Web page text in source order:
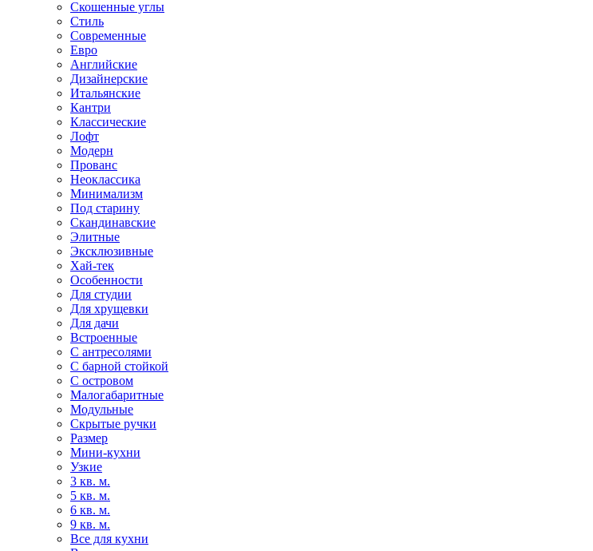
Скошенные углы
Стиль
Современные
Евро
Английские
Дизайнерские
Итальянские
Кантри
Классические
Лофт
Модерн
Прованс
Неоклассика
Минимализм
Под старину
Скандинавские
Элитные
Эксклюзивные
Хай-тек
Особенности
Для студии
Для хрущевки
Для дачи
Встроенные
С антресолями
С барной стойкой
С островом
Малогабаритные
Модульные
Скрытые ручки
Размер
Мини-кухни
Узкие
3 кв. м.
5 кв. м.
6 кв. м.
9 кв. м.
Все для кухни